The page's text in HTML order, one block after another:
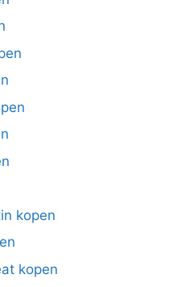
kopen
kopen